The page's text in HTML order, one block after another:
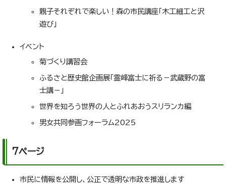
親子それぞれで楽しい！森の市民講座「木工細工と沢
遊び」
イベント
菊づくり講習会
ふるさと歴史館企画展「霊峰富士に祈る－武蔵野の富
士講－」
世界を知ろう世界の人とふれあおうスリランカ編
男女共同参画フォーラム2025
7ページ
市民に情報を公開し、公正で透明な市政を推進します